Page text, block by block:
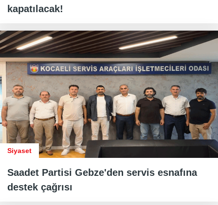
kapatılacak!
Siyaset
Saadet Partisi Gebze'den servis esnafına
destek çağrısı